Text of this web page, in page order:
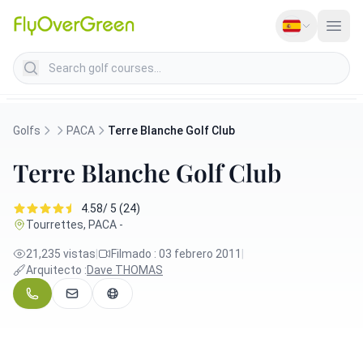
Search golf courses
Golfs PACA Terre Blanche Golf Club
Terre Blanche Golf Club
4.58/ 5 (24)
Tourrettes, PACA -
21,235 vistas Filmado : 03 febrero 2011
Arquitecto :Dave THOMAS